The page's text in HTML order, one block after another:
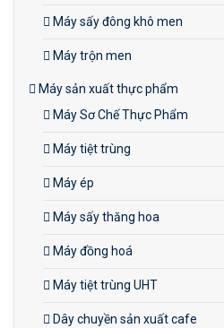
Máy sấy đông khô men
Máy trộn men
Máy sản xuất thực phẩm
Máy Sơ Chế Thực Phẩm
Máy tiệt trùng
Máy ép
Máy sấy thăng hoa
Máy đồng hoá
Máy tiệt trùng UHT
Dây chuyền sản xuất cafe